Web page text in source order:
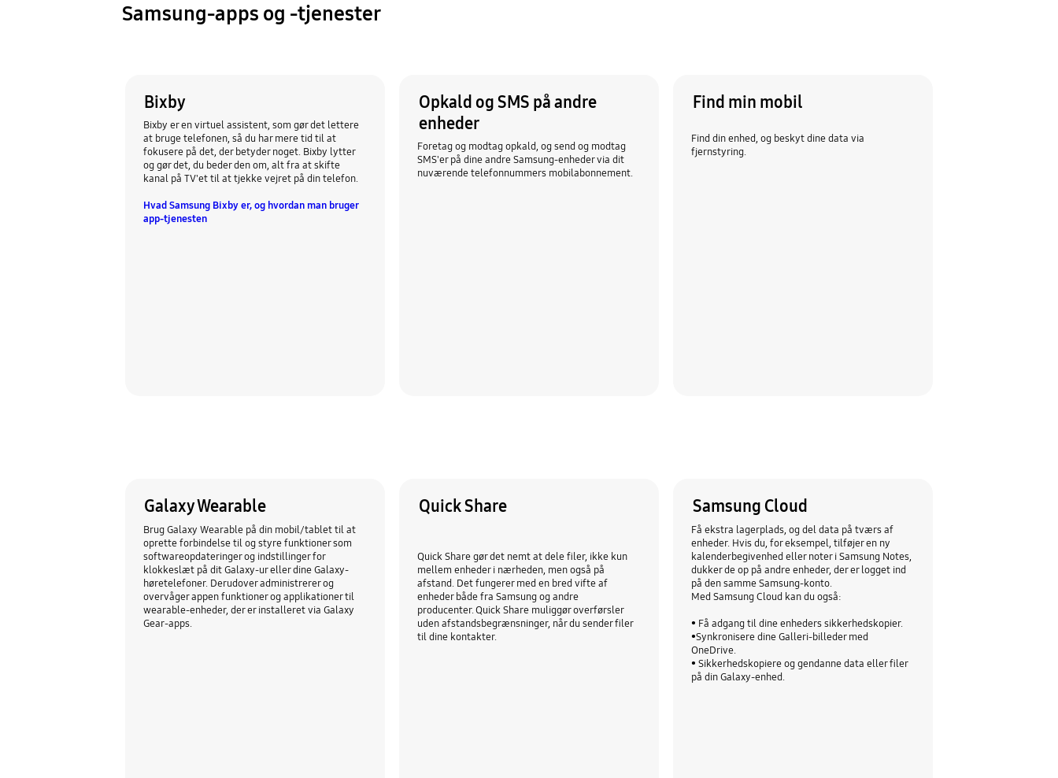
Samsung-apps og -tjenester
Bixby
Bixby er en virtuel assistent, som gør det lettere
at bruge telefonen, så du har mere tid til at
fokusere på det, der betyder noget. Bixby lytter
og gør det, du beder den om, alt fra at skifte
kanal på TV'et til at tjekke vejret på din telefon.
Hvad Samsung Bixby er, og hvordan man bruger
app-tjenesten
Opkald og SMS på andre
enheder
Foretag og modtag opkald, og send og modtag
SMS'er på dine andre Samsung-enheder via dit
nuværende telefonnummers mobilabonnement.
Find min mobil
Find din enhed, og beskyt dine data via
fjernstyring.
Galaxy Wearable
Brug Galaxy Wearable på din mobil/tablet til at
oprette forbindelse til og styre funktioner som
softwareopdateringer og indstillinger for
klokkeslæt på dit Galaxy-ur eller dine Galaxy-
høretelefoner. Derudover administrerer og
overvåger appen funktioner og applikationer til
wearable-enheder, der er installeret via Galaxy
Gear-apps.
Quick Share
Quick Share gør det nemt at dele filer, ikke kun
mellem enheder i nærheden, men også på
afstand. Det fungerer med en bred vifte af
enheder både fra Samsung og andre
producenter. Quick Share muliggør overførsler
uden afstandsbegrænsninger, når du sender filer
til dine kontakter.
Samsung Cloud
Få ekstra lagerplads, og del data på tværs af
enheder. Hvis du, for eksempel, tilføjer en ny
kalenderbegivenhed eller noter i Samsung Notes,
dukker de op på andre enheder, der er logget ind
på den samme Samsung-konto.
Med Samsung Cloud kan du også:
• Få adgang til dine enheders sikkerhedskopier.
•Synkronisere dine Galleri-billeder med
OneDrive.
• Sikkerhedskopiere og gendanne data eller filer
på din Galaxy-enhed.